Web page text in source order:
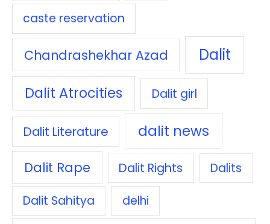
caste reservation
Chandrashekhar Azad Dalit
Dalit Atrocities Dalit girl
Dalit Literature dalit news
Dalit Rape Dalit Rights Dalits
Dalit Sahitya delhi